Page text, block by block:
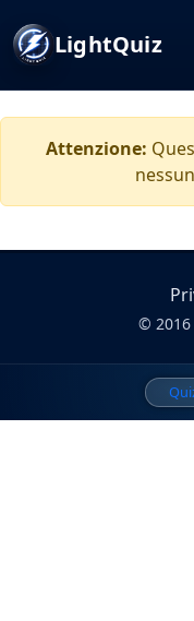
LightQuiz
Attenzione:
© 2016